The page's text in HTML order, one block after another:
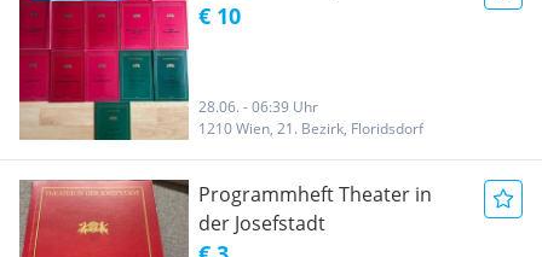
€ 10
28.06. - 06:39 Uhr
1210 Wien, 21. Bezirk, Floridsdorf
Programmheft Theater in
der Josefstadt